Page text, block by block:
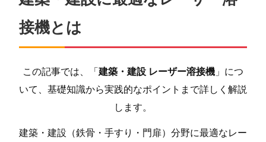
接機とは
この記事では、「建築・建設 レーザー溶接機 」につ
いて、基礎知識から実践的なポイントまで詳しく解説
します。
建築・建設（鉄骨・手すり・門扉）分野に最適なレー